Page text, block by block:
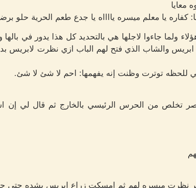
معايا
يا معلم ميسره يااااه يا جدع طعم الحرية حلو
ولما جاءوا لاجلها هي بالتحديد كل هذا يدور في
والشاب الذي فتح لهم الباب ازي نظرت لابريس
للحظه توترت وظنت إنه يفهمها: احم لا شئ لا شئ.
تخلص من الحرس الرئيسي بالخارج ثم قال لي إن
نظرت ميسره لهم ثم امسكت زراع ابريس بشده حتى